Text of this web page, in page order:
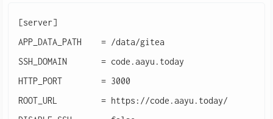
[server]
APP_DATA_PATH    = /data/gitea
SSH_DOMAIN       = code.aayu.today
HTTP_PORT        = 3000
ROOT_URL         = https://code.aayu.today/